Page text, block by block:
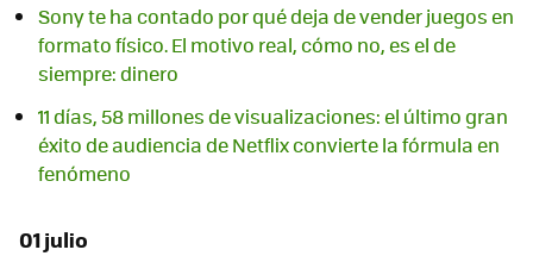
Sony te ha contado por qué deja de vender juegos en
formato físico. El motivo real, cómo no, es el de
siempre: dinero
11 días, 58 millones de visualizaciones: el último gran
éxito de audiencia de Netflix convierte la fórmula en
fenómeno
01 julio